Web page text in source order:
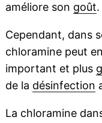
améliore son goût.
Cependant, dans
chloramine peut
important et plus
de la désinfection
La chloramine